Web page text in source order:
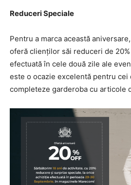
Reduceri Speciale
Pentru a marca această
oferă clienților săi reduceri de
efectuată în cele două zile ale
este o ocazie excelentă pentru cei
completeze garderoba cu articole